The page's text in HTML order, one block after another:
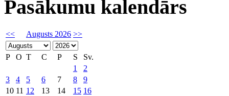
Pasākumu kalendārs
<< Augusts 2026 >>
P O T C P S
Sv.
1
2
3
4 5 6 7 8
9
10 11 12 13 14 15 16